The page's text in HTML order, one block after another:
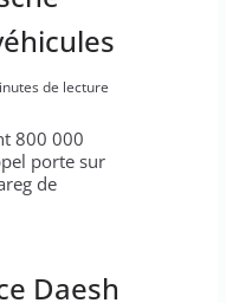
de lecture
800 000
porte sur
de
Daesh